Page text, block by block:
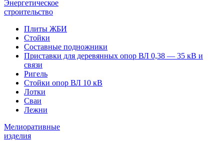
Энергетическое
строительство
Плиты ЖБИ
Стойки
Составные подножники
Приставки для деревянных опор ВЛ 0,38 — 35 кВ и
связи
Ригель
Стойки опор ВЛ 10 кВ
Лотки
Сваи
Лежни
Мелиоративные
изделия